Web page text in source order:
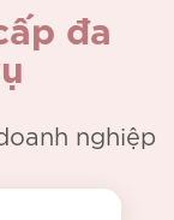
đa
nghiệp